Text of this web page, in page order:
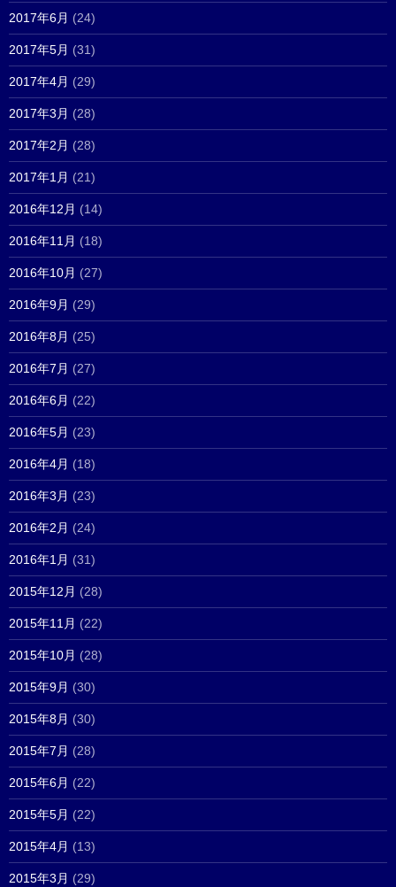
2017年6月 (24)
2017年5月 (31)
2017年4月 (29)
2017年3月 (28)
2017年2月 (28)
2017年1月 (21)
2016年12月 (14)
2016年11月 (18)
2016年10月 (27)
2016年9月 (29)
2016年8月 (25)
2016年7月 (27)
2016年6月 (22)
2016年5月 (23)
2016年4月 (18)
2016年3月 (23)
2016年2月 (24)
2016年1月 (31)
2015年12月 (28)
2015年11月 (22)
2015年10月 (28)
2015年9月 (30)
2015年8月 (30)
2015年7月 (28)
2015年6月 (22)
2015年5月 (22)
2015年4月 (13)
2015年3月 (29)